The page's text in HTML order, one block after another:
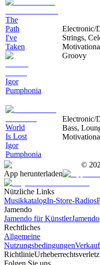
The
Path
I've
Taken
Igor
Pumphonia
Electronic/
Strings,
Groovy
World
Is Lost
Igor
Pumphonia
Electronic/
Bass,
©
App herunterladen
Nützliche Links
MusikkatalogIn-Store-Radios
Jamendo
Jamendo für Künstler
Rechtliches
Allgemeine
Nutzungsbedingungen
Richtlinie
Folgen Sie uns